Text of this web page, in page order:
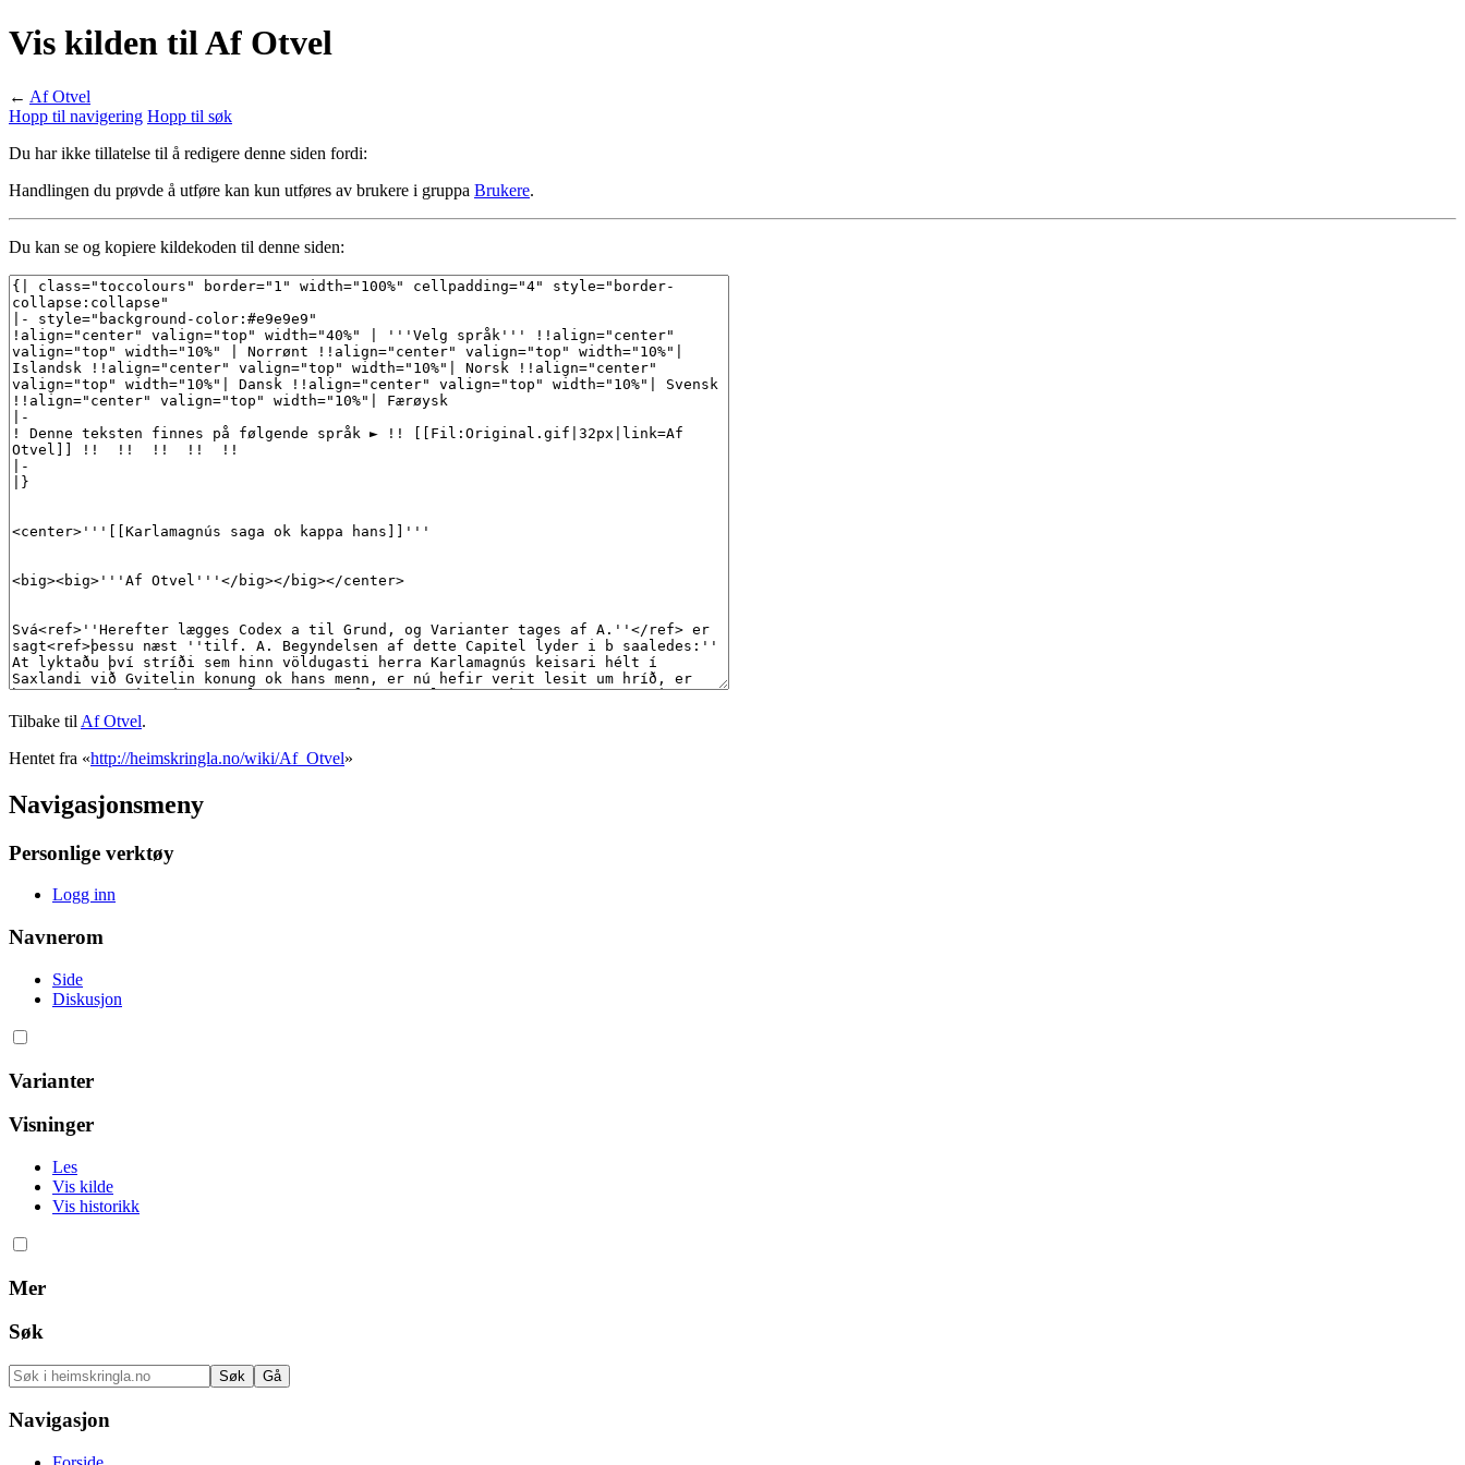
Vis kilden til Af Otvel
← Af Otvel
Hopp til navigering Hopp til søk
Du har ikke tillatelse til å redigere denne siden fordi:
Handlingen du prøvde å utføre kan kun utføres av brukere i gruppa Brukere.
Du kan se og kopiere kildekoden til denne siden:
Tilbake til Af Otvel.
Hentet fra «http://heimskringla.no/wiki/Af_Otvel»
Navigasjonsmeny
Personlige verktøy
Logg inn
Navnerom
Side
Diskusjon
Varianter
Visninger
Les
Vis kilde
Vis historikk
Mer
Søk
Navigasjon